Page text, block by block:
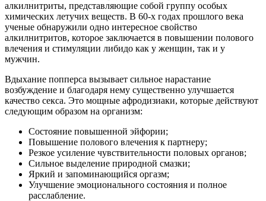
алкилнитриты, представляющие собой группу особых
химических летучих веществ. В 60-х годах прошлого века
ученые обнаружили одно интересное свойство
алкилнитритов, которое заключается в повышении полового
влечения и стимуляции либидо как у женщин, так и у
мужчин.
Вдыхание попперса вызывает сильное нарастание
возбуждение и благодаря нему существенно улучшается
качество секса. Это мощные афродизиаки, которые действуют
следующим образом на организм:
Состояние повышенной эйфории;
Повышение полового влечения к партнеру;
Резкое усиление чувствительности половых органов;
Сильное выделение природной смазки;
Яркий и запоминающийся оргазм;
Улучшение эмоционального состояния и полное
расслабление.